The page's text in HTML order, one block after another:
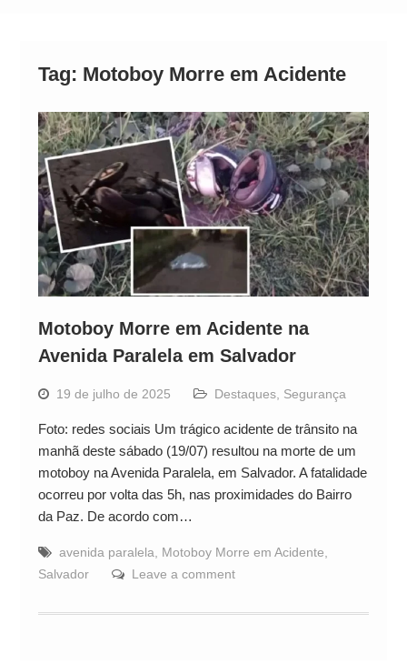
Tag: Motoboy Morre em Acidente
Motoboy Morre em Acidente na
Avenida Paralela em Salvador
19 de julho de 2025 Destaques, Segurança
Foto: redes sociais Um trágico acidente de trânsito na
manhã deste sábado (19/07) resultou na morte de um
motoboy na Avenida Paralela, em Salvador. A fatalidade
ocorreu por volta das 5h, nas proximidades do Bairro
da Paz. De acordo com…
avenida paralela Motoboy Morre em Acidente
Salvador
Leave a comment